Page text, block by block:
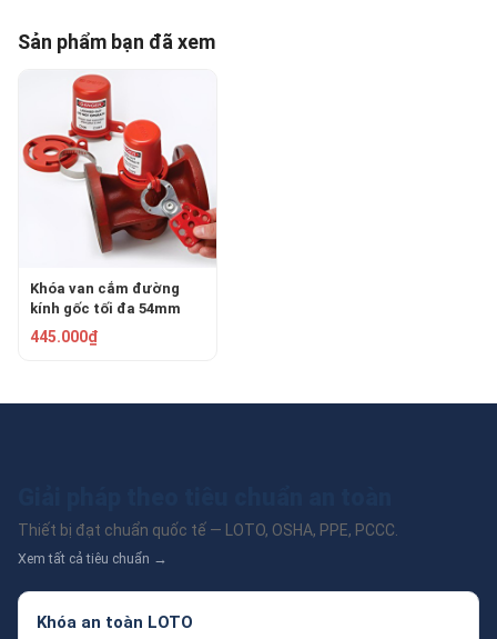
Sản phẩm bạn đã xem
Khóa van cắm đường
kính gốc tối đa 54mm
PROLOCKEY PVL03
445.000₫
Thiết bị đạt chuẩn quốc tế — LOTO, OSHA, PPE, PCCC.
Xem tất cả tiêu chuẩn →
Khóa an toàn LOTO